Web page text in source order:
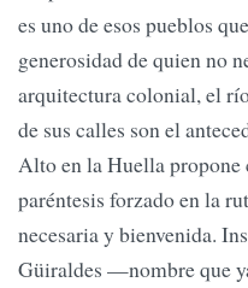
es uno de esos pueblos
generosidad de quien no
arquitectura colonial, el
de sus calles son el
Alto en la Huella propone
paréntesis forzado en la
necesaria y bienvenida.
Güiraldes —nombre que